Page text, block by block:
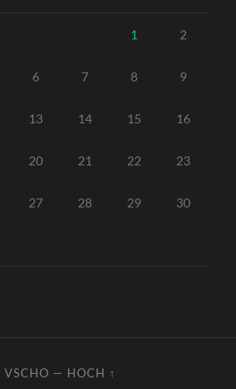
1 2
6 7 8 9
13 14 15 16
20 21 22 23
27 28 29 30
VSCHO — HOCH ↑